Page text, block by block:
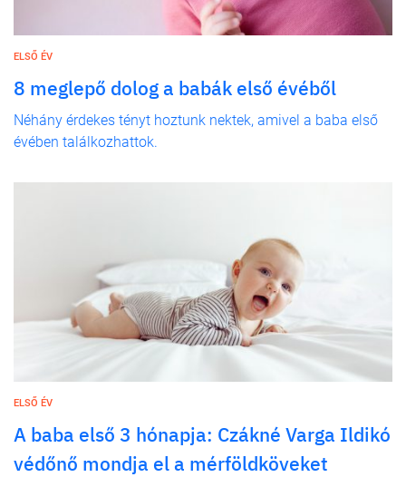
ELSŐ ÉV
8 meglepő dolog a babák első évéből
Néhány érdekes tényt hoztunk nektek, amivel a baba első
évében találkozhattok.
ELSŐ ÉV
A baba első 3 hónapja: Czákné Varga Ildikó
védőnő mondja el a mérföldköveket